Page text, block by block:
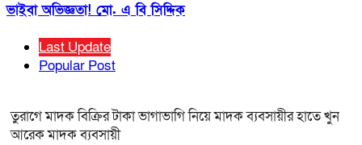
ভাইবা অভিজ্ঞতা! মো. এ বি সিদ্দিক
Last Update
Popular Post
তুরাগে মাদক বিক্রির টাকা ভাগাভাগি নিয়ে মাদক ব্যবসায়ীর হাতে খুন
আরেক মাদক ব্যবসায়ী